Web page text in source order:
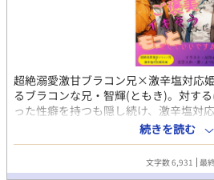
超絶溺愛激甘ブラコン兄×激辛塩対応
るブラコンな兄・智輝(ともき)。対す
った性癖を持つも隠し続け、激辛塩対
ら)。 蝶よ花よと大切にブラコンされ
姫様だった。それがブチ壊されたのは
境に、お兄ちゃんから兄貴呼びに変わ
もめげない智輝は、咲蘭を我がモノに
続きを読む
文字数 6,931 最